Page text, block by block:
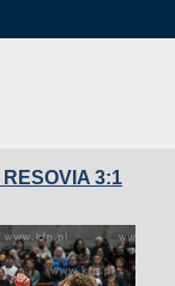
3:1